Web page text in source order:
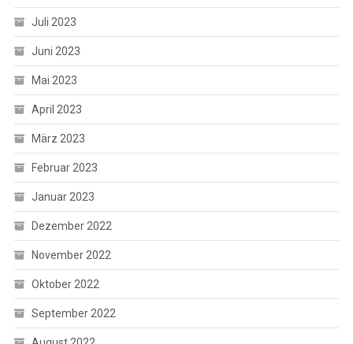
Juli 2023
Juni 2023
Mai 2023
April 2023
März 2023
Februar 2023
Januar 2023
Dezember 2022
November 2022
Oktober 2022
September 2022